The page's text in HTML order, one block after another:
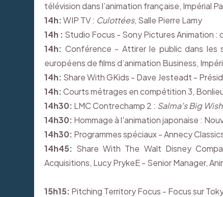
télévision dans l’animation française, Impérial
14h:WIP TV : Culottées, Salle Pierre Lamy
14h : Studio Focus - Sony Pictures Animation :
14h: Conférence - Attirer le public dans les
européens de films d’animation Business,
14h: Share With GKids - Dave Jesteadt -
14h:Courts métrages en compétition 3,
14h30: LMC Contrechamp 2 : Salma's Big Wish
14h30: Hommage à l'animation japonaise :
14h30: Programmes spéciaux - Annecy
14h45: Share With The Walt Disney
Acquisitions, Lucy PrykeE - Senior Manager,
15h15: Pitching Territory Focus - Focus sur